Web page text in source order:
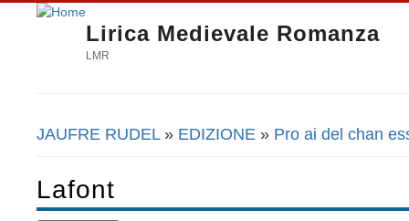
Lirica Medievale Romanza
LMR
Tu sei qui
JAUFRE RUDEL » EDIZIONE » Pro ai del chan
Lafont